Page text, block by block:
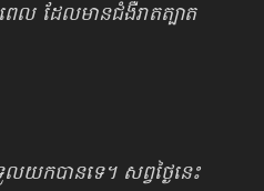
េល ដែលមានជំងឺរាតត្បាត
យកបានទេ។ សព្វថ្ងៃនេះ